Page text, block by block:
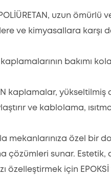
POLİÜRETAN, uzun
ve kimyasallara karşı
kaplamalarının bakımı
kaplamalar,
ve kablolama,
mekanlarınıza özel
çözümleri sunar.
özelleştirmek için